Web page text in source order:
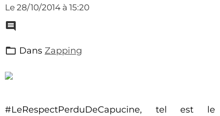
Le 28/10/2014 à 15:20
Dans Zapping
#LeRespectPerduDeCapucine, tel est le